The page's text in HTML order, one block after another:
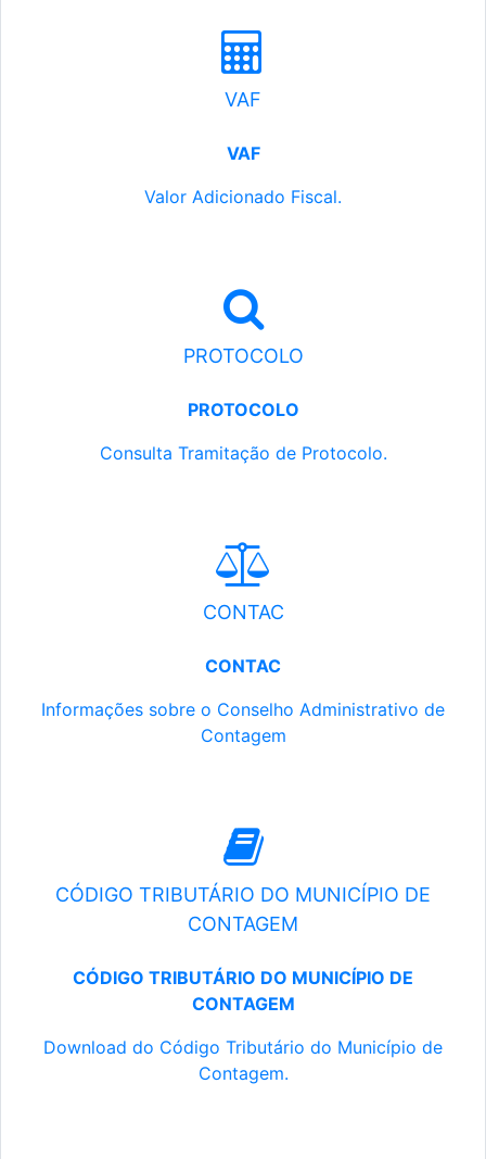
VAF
VAF
Valor Adicionado Fiscal.
PROTOCOLO
PROTOCOLO
Consulta Tramitação de Protocolo.
CONTAC
CONTAC
Informações sobre o Conselho Administrativo de
Contagem
CÓDIGO TRIBUTÁRIO DO MUNICÍPIO DE
CONTAGEM
CÓDIGO TRIBUTÁRIO DO MUNICÍPIO DE
CONTAGEM
Download do Código Tributário do Município de
Contagem.